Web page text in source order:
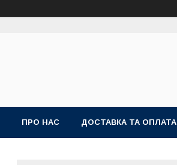
ПРО НАС ДОСТАВКА ТА ОПЛАТА